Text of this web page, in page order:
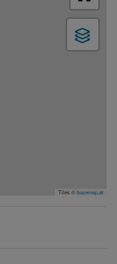
Tiles ©basemap.at